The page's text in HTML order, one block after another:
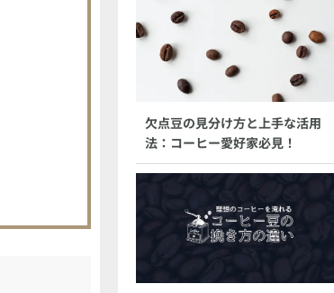
欠点豆の見分け方と上手な活用
法：コーヒー愛好家必見！